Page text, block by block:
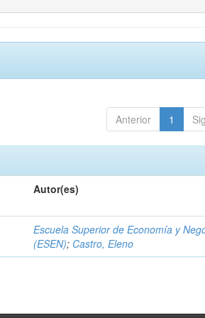
Anterior 1
Autor(es)
Escuela Superior de Economía y
(ESEN); Castro, Eleno